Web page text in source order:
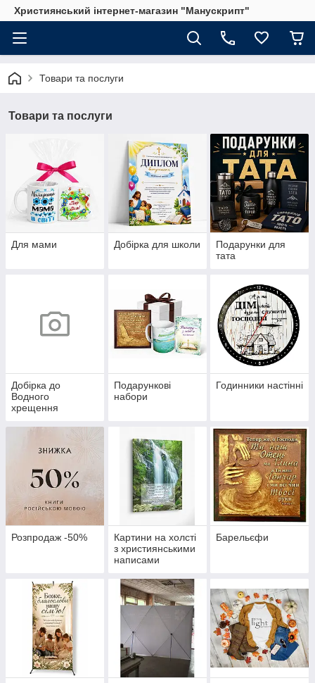
Християнський інтернет-магазин "Манускрипт"
Товари та послуги
Товари та послуги
Для мами Добірка для школи
Подарунки для
тата
Добірка до
Водного
хрещення
Подарункові
набори
Годинники настінні
Розпродаж -50%
Картини на холсті
з християнськими
написами
Барельєфи